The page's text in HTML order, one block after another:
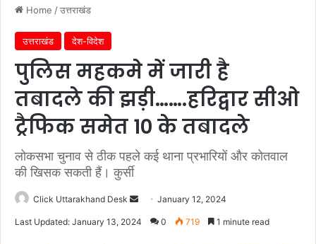
Home /उत्तराखंड
उत्तराखंड देश-विदेश
पुलिस महकमे में जारी है
तबादले की झड़ी…….हरिद्वार सीओ
ट्रैफिक समेत 10 के तबादले
लोकसभा चुनाव से ठीक पहले कई थाना प्रभारियों और कोतवाल
की खिसक सकती हैं। कुर्सी
Click Uttarakhand Desk
e
January 12, 2024
Last Updated: January 13, 2024 0 719 1 minute read